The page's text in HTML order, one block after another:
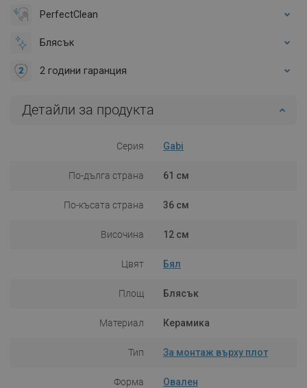
PerfectClean
Блясък
2 години гаранция
Детайли за продукта
Серия Gabi
По-дълга страна 61 см
По-късата страна 36 см
Височина 12 см
Цвят Бял
Площ Блясък
Материал Керамика
Тип За монтаж върху плот
Форма Овален